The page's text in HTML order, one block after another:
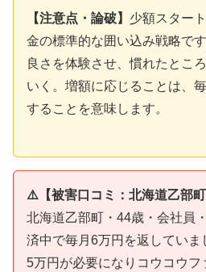
【注意点・論破】 少額スター
金の標準的な囲い込み戦略で
良さを体験させ、慣れたとこ
いく。増額に応じることは、
することを意味します。
⚠️【被害口コミ：北海道乙部町
北海道乙部町・44歳・会社員
済中で毎月6万円を返してい
5万円が必要になりコウコウフ